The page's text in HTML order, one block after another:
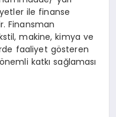
ile finanse
Finansman
makine, kimya ve
faaliyet gösteren
katkı sağlaması